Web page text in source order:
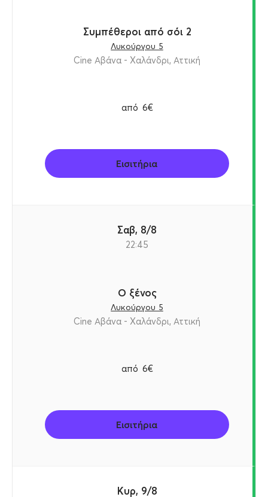
Συμπέθεροι από σόι 2
Λυκούργου 5
Cine Αβάνα - Χαλάνδρι, Αττική
από 6€
Εισιτήρια
Σαβ, 8/8
22:45
Ο ξένος
Λυκούργου 5
Cine Αβάνα - Χαλάνδρι, Αττική
από 6€
Εισιτήρια
Κυρ, 9/8